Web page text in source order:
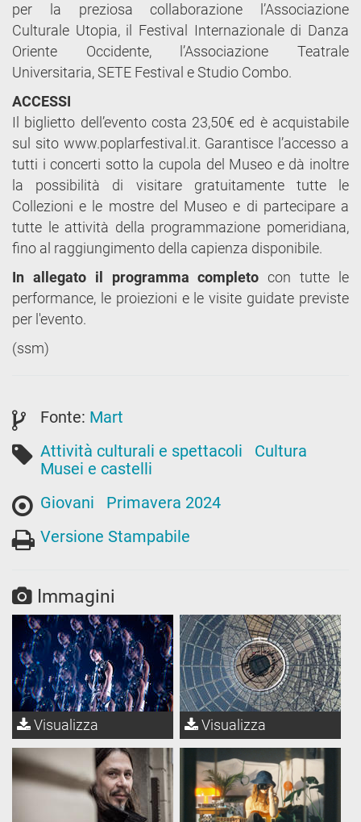
per la preziosa collaborazione l’Associazione
Culturale Utopia, il Festival Internazionale di Danza
Oriente Occidente, l’Associazione Teatrale
Universitaria, SETE Festival e Studio Combo.
ACCESSI
Il biglietto dell’evento costa 23,50€ ed è acquistabile
sul sito www.poplarfestival.it. Garantisce l’accesso a
tutti i concerti sotto la cupola del Museo e dà inoltre
la possibilità di visitare gratuitamente tutte le
Collezioni e le mostre del Museo e di partecipare a
tutte le attività della programmazione pomeridiana,
fino al raggiungimento della capienza disponibile.
In allegato il programma completo con tutte le
performance, le proiezioni e le visite guidate previste
per l'evento.
(ssm)
Fonte: Mart
Attività culturali e spettacoli
Cultura
Musei e castelli
Giovani
Primavera 2024
Versione Stampabile
Immagini
Visualizza Visualizza